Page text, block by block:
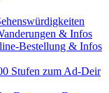
& Infos
Bestellung & Infos
Stufen zum Ad-Deir